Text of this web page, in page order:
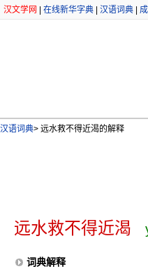
汉文学网 在线新华字典 汉语词典
汉语词典> 远水救不得近渴的解释
远水救不得近渴
词典解释